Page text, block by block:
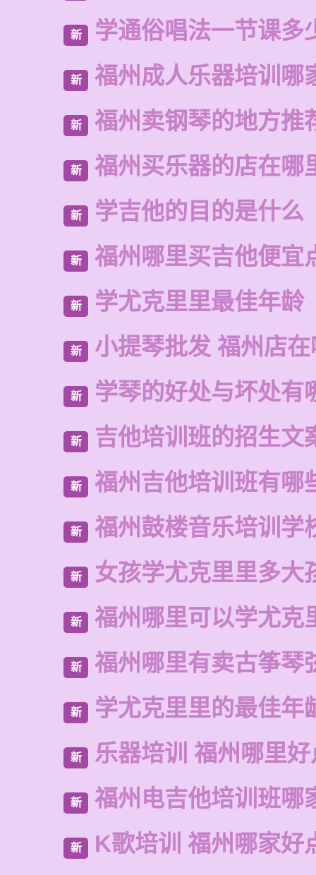
新 学通俗唱法一节课多
新 福州成人乐器培训哪
新 福州卖钢琴的地方推
新 福州买乐器的店在哪
新 学吉他的目的是什么
新 福州哪里买吉他便宜
新 学尤克里里最佳年龄
新 小提琴批发 福州店
新 学琴的好处与坏处有
新 吉他培训班的招生文
新 福州吉他培训班有哪
新 福州鼓楼音乐培训学
新 女孩学尤克里里多大
新 福州哪里可以学尤克
新 福州哪里有卖古筝琴
新 学尤克里里的最佳年
新 乐器培训 福州哪里
新 福州电吉他培训班哪
新 K歌培训 福州哪家好